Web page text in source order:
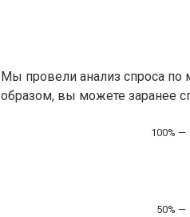
Мы провели анализ спроса по
образом, вы можете заранее
50% —